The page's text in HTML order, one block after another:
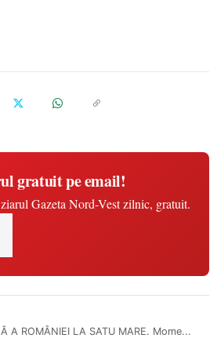
gratuit pe email!
Gazeta Nord-Vest zilnic, gratuit.
A ROMÂNIEI LA SATU MARE. Mome...